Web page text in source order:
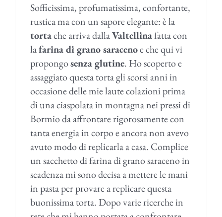
Sofficissima, profumatissima, confortante,
rustica ma con un sapore elegante: è la
tortache arriva dallaValtellinafatta con
lafarina di grano saracenoe che qui vi
propongosenza glutine. Ho scoperto e
assaggiato questa torta gli scorsi anni in
occasione delle mie laute colazioni prima
di una ciaspolata in montagna nei pressi di
Bormio da affrontare rigorosamente con
tanta energia in corpo e ancora non avevo
avuto modo di replicarla a casa. Complice
un sacchetto di farina di grano saraceno in
scadenza mi sono decisa a mettere le mani
in pasta per provare a replicare questa
buonissima torta. Dopo varie ricerche in